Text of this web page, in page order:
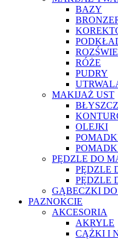
BAZY
RÓŻE
PUDRY
MAKIJAŻ UST
OLEJKI
PĘDZLE DO
PĘDZLE
PĘDZLE
GĄBECZKI
PAZNOKCIE
AKCESORIA
AKRYLE
CĄŻKI I